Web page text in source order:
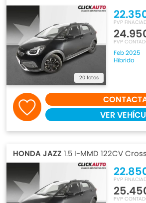
20 fotos
PVP
PVP
Feb 2025
Híbrido
VER
HONDA JAZZ 1.5 I-MMD 122CV
PVP
PVP